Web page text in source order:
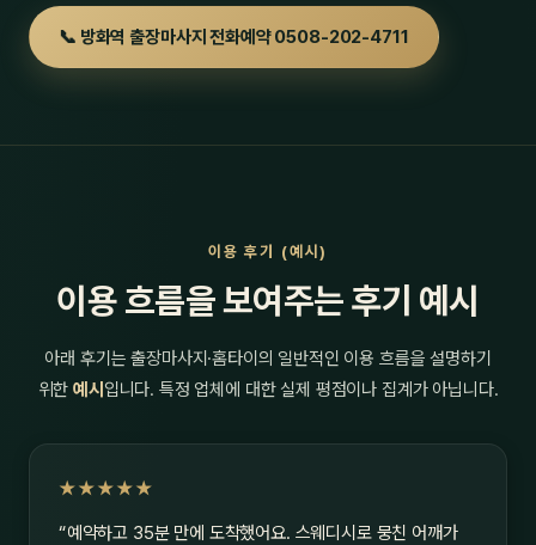
📞 방화역 출장마사지 전화예약 0508-202-4711
이용 후기 (예시)
이용 흐름을 보여주는 후기 예시
아래 후기는 출장마사지·홈타이의 일반적인 이용 흐름을 설명하기
위한예시 입니다. 특정 업체에 대한 실제 평점이나 집계가 아닙니다.
★★★★★
“예약하고 35분 만에 도착했어요. 스웨디시로 뭉친 어깨가